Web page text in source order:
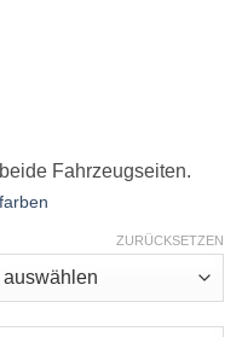
Fahrzeugseiten.
ZURÜCKSETZEN